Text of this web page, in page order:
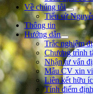
Về chúng tôi
Tiểu sử
Thông tin
Hướng dẫn
Trắc nghiệm
Chương trình
Nhận tư vấn
Mẫu CV xin
Liên kết hữu
Tính điểm